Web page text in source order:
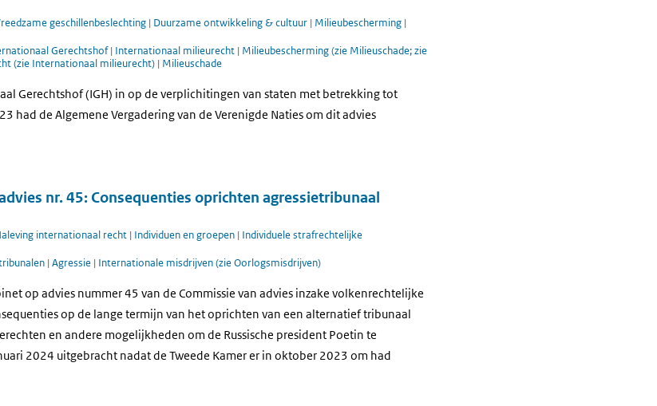
geschillenbeslechting | Duurzame ontwikkeling & cultuur | Milieubescherming |
Gerechtshof| Internationaal milieurecht | Milieubescherming (zie Milieuschade; zie
(zie Internationaal milieurecht) | Milieuschade
Gerechtshof (IGH) in op de verplichitingen van staten met betrekking tot
had de Algemene Vergadering van de Verenigde Naties om dit advies
nr. 45: Consequenties oprichten agressietribunaal
internationaal recht | Individuen en groepen | Individuele strafrechtelijke
| Agressie | Internationale misdrijven (zie Oorlogsmisdrijven)
op advies nummer 45 van de Commissie van advies inzake volkenrechtelijke
op de lange termijn van het oprichten van een alternatief tribunaal
en andere mogelijkheden om de Russische president Poetin te
2024 uitgebracht nadat de Tweede Kamer er in oktober 2023 om had